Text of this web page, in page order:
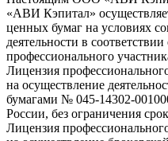
«АВИ Кэпитал»
ценных бумаг на условиях
деятельности в
профессионального
Лицензия
на осуществление
бумагами № 045-14302-
России, без ограничения
Лицензия